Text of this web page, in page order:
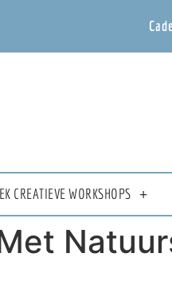
CREATIEVE WORKSHOPS